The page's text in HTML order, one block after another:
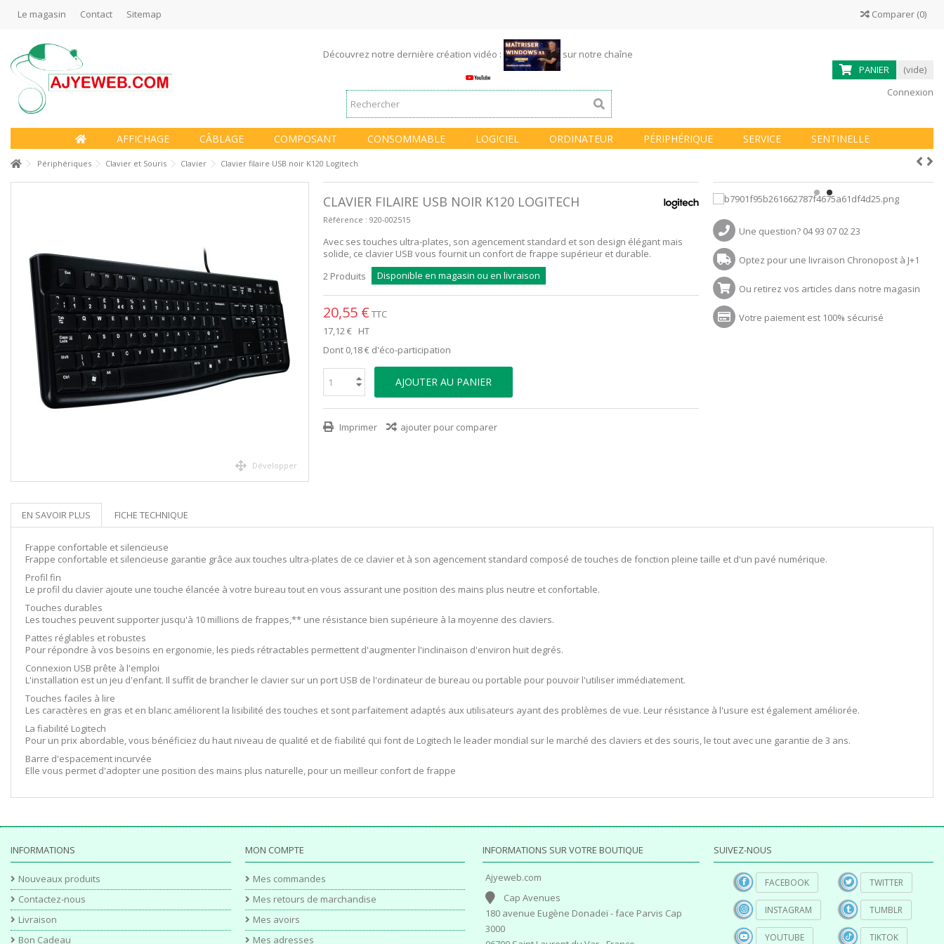
Le magasin Contact Sitemap Comparer (0)
Découvrez notre dernière création vidéo :
sur notre chaîne
PANIER
(vide)
Connexion
AFFICHAGE CÂBLAGE COMPOSANT CONSOMMABLE LOGICIEL ORDINATEUR PÉRIPHÉRIQUE SERVICE SENTINELLE
Périphériques Clavier et Souris Clavier Clavier filaire USB noir K120 Logitech
Développer
CLAVIER FILAIRE USB NOIR K120 LOGITECH
Référence : 920-002515
Avec ses touches ultra-plates, son agencement standard et son design élégant mais
solide, ce clavier USB vous fournit un confort de frappe supérieur et durable.
2 Produits Disponible en magasin ou en livraison
20,55 € TTC
17,12 € HT
Dont 0,18 €d'éco-participation
AJOUTER AU PANIER
Imprimer ajouter pour comparer
Une question? 04 93 07 02 23
Optez pour une livraison Chronopost à J+1
Ou retirez vos articles dans notre magasin
Votre paiement est 100% sécurisé
EN SAVOIR PLUS FICHE TECHNIQUE
Frappe confortable et silencieuse
Frappe confortable et silencieuse garantie grâce aux touches ultra-plates de ce clavier et à son agencement standard composé de touches de fonction pleine taille et d'un pavé numérique.
Profil fin
Le profil du clavier ajoute une touche élancée à votre bureau tout en vous assurant une position des mains plus neutre et confortable.
Touches durables
Les touches peuvent supporter jusqu'à 10 millions de frappes,** une résistance bien supérieure à la moyenne des claviers.
Pattes réglables et robustes
Pour répondre à vos besoins en ergonomie, les pieds rétractables permettent d'augmenter l'inclinaison d'environ huit degrés.
Connexion USB prête à l'emploi
L'installation est un jeu d'enfant. Il suffit de brancher le clavier sur un port USB de l'ordinateur de bureau ou portable pour pouvoir l'utiliser immédiatement.
Touches faciles à lire
Les caractères en gras et en blanc améliorent la lisibilité des touches et sont parfaitement adaptés aux utilisateurs ayant des problèmes de vue. Leur résistance à l'usure est également améliorée.
La fiabilité Logitech
Pour un prix abordable, vous bénéficiez du haut niveau de qualité et de fiabilité qui font de Logitech le leader mondial sur le marché des claviers et des souris, le tout avec une garantie de 3 ans.
Barre d'espacement incurvée
Elle vous permet d'adopter une position des mains plus naturelle, pour un meilleur confort de frappe
INFORMATIONS
Nouveaux produits
Contactez-nous
Livraison
Bon Cadeau
MON COMPTE
Mes commandes
Mes retours de marchandise
Mes avoirs
Mes adresses
INFORMATIONS SUR VOTRE BOUTIQUE
Ajyeweb.com
Cap Avenues
180 avenue Eugène Donadeï - face Parvis Cap
3000
SUIVEZ-NOUS
FACEBOOK
INSTAGRAM
YOUTUBE
TWITTER
TUMBLR
TIKTOK